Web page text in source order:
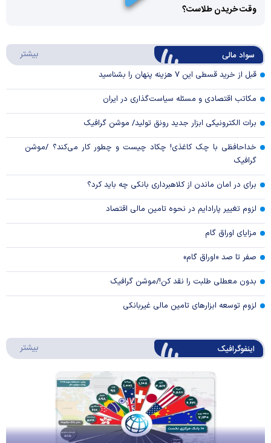
Video
وقت خریدن طلاست؟
سواد مالی بیشتر
قبل از خرید قسطی این ۷ هزینه پنهان را بشناسید
مکاتب اقتصادی و مسئله سیاست‌گذاری در ایران
برات الکترونیکی ابزار جدید رونق تولید/ موشن گرافیک
خداحافظی با چک کاغذی! چکاد چیست و چطور کار می‌کند؟ /موشن
گرافیک
برای در امان ماندن از کلاهبرداری بانکی چه باید کرد؟
لزوم تغییر پارادایم در نحوه تامین مالی اقتصاد
مزایای اوراق گام
صفر تا صد «اوراق گام»
بدون معطلی طلبت را نقد کن!/موشن گرافیک
لزوم توسعه ابزارهای تامین مالی غیربانکی
اینفوگرافیک بیشتر